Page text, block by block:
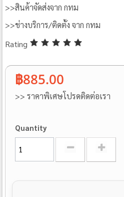
>>สินค้าจัดส่งจาก กทม
>>ช่างบริการ/ติดตั้ง จาก กทม
Rating
฿885.00
>> ราคาพิเศษโปรดติดต่อเรา
Quantity